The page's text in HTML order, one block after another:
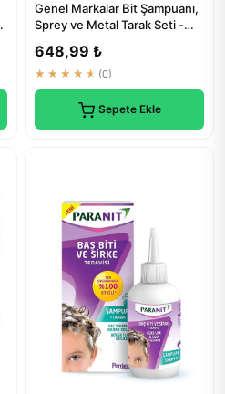
Genel Markalar Bit Şampuanı,
Sprey ve Metal Tarak Seti -
648,99 ₺
★★★★★ (0)
Sepete Ekle